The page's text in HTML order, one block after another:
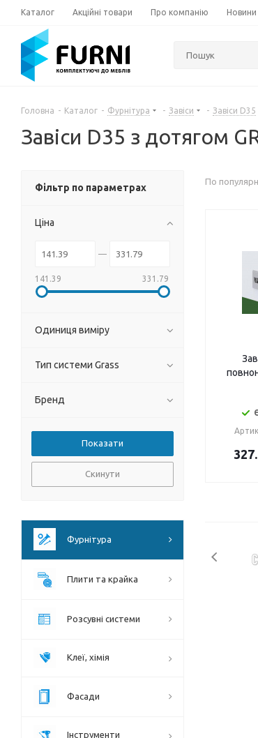
Каталог Акційні товари Про компанію Новини
Головна - Каталог - Фурнітура - Завіси - Завіси D35
Завіси D35 з дотягом
По
Фільтр по параметрах
Ціна
141.39 331.79
Одиниця виміру
Тип системи Grass
Бренд
Скинути
Фурнітура
Плити та крайка
Розсувні системи
Клеї, хімія
Фасади
Інструменти